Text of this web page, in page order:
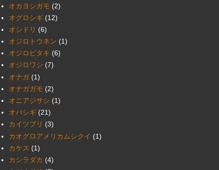
オカヨシガモ (2)
オグロシギ (12)
オシドリ (6)
オジロトウネン (1)
オジロビタキ (6)
オジロワシ (7)
オナガ (1)
オナガガモ (2)
オニアジサシ (1)
オバシギ (21)
カイツブリ (3)
カオグロアメリカムシクイ (1)
カケス (1)
カシラダカ (4)